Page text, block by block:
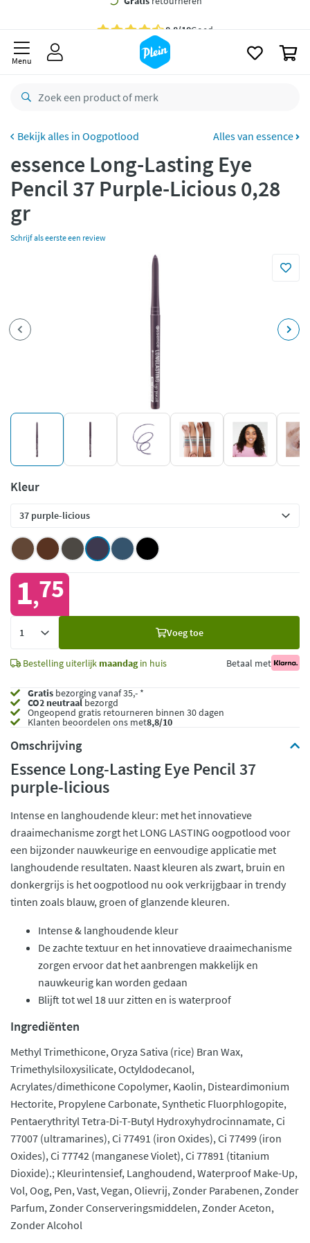
Bestelling uiterlijkmaandag
retourneren
CO2 neutraal
Betaal met Klarna
Menu
Oogpotlood Alles van essence
essence Long-Lasting Eye
Pencil 37 Purple-Licious 0,28
gr
Schrijf als eerste een review
Kleur
1,75
Voeg toe
Bestelling uiterlijk maandagin huis Betaal met
Gratis bezorging vanaf 35,- *
CO2 neutraalbezorgd
Ongeopend gratis retourneren binnen 30 dagen
Klanten beoordelen ons met8,8/10
Omschrijving
Essence Long-Lasting Eye Pencil 37
purple-licious
Intense en langhoudende kleur: met het innovatieve
draaimechanisme zorgt het LONG LASTING oogpotlood voor
een bijzonder nauwkeurige en eenvoudige applicatie met
langhoudende resultaten. Naast kleuren als zwart, bruin en
donkergrijs is het oogpotlood nu ook verkrijgbaar in trendy
tinten zoals blauw, groen of glanzende kleuren.
Intense & langhoudende kleur
De zachte textuur en het innovatieve draaimechanisme
zorgen ervoor dat het aanbrengen makkelijk en
nauwkeurig kan worden gedaan
Blijft tot wel 18 uur zitten en is waterproof
Ingrediënten
Methyl Trimethicone, Oryza Sativa (rice) Bran Wax,
Trimethylsiloxysilicate, Octyldodecanol,
Acrylates/dimethicone Copolymer, Kaolin, Disteardimonium
Hectorite, Propylene Carbonate, Synthetic Fluorphlogopite,
Pentaerythrityl Tetra-Di-T-Butyl Hydroxyhydrocinnamate, Ci
77007 (ultramarines), Ci 77491 (iron Oxides), Ci 77499 (iron
Oxides), Ci 77742 (manganese Violet), Ci 77891 (titanium
Dioxide).; Kleurintensief, Langhoudend, Waterproof Make-Up,
Vol, Oog, Pen, Vast, Vegan, Olievrij, Zonder Parabenen, Zonder
Parfum, Zonder Conserveringsmiddelen, Zonder Aceton,
Zonder Alcohol